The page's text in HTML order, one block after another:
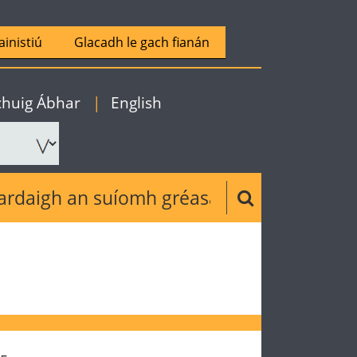
Glacadh le gach fianán
Ábhar | English
the website
Search button